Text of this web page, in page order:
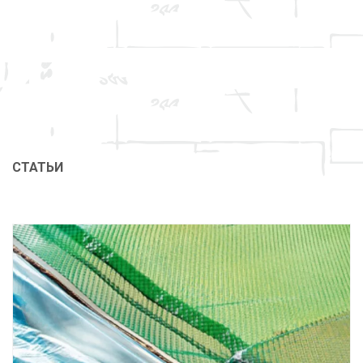
СТАТЬИ